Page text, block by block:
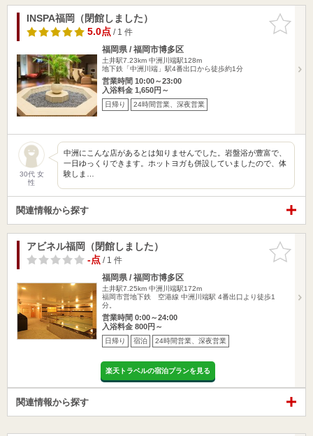
お気に入
りに追加
INSPA福岡（閉館しました）
5.0点/ 1 件
福岡県 / 福岡市博多区
土井駅7.23km 中洲川端駅128m
地下鉄「中洲川端」駅4番出口から徒歩約1分
営業時間 10:00～23:00
入浴料金 1,650円～
日帰り 24時間営業、深夜営業
30代 女
性
中洲にこんな店があるとは知りませんでした。岩盤浴が豊富で、
一日ゆっくりできます。ホットヨガも併設していましたので、体
験しま…
関連情報から探す
お気に入
りに追加
アビネル福岡（閉館しました）
-点/ 1 件
福岡県 / 福岡市博多区
土井駅7.25km 中洲川端駅172m
福岡市営地下鉄 空港線 中洲川端駅 4番出口より徒歩1
分。
営業時間 0:00～24:00
入浴料金 800円～
日帰り 宿泊 24時間営業、深夜営業
楽天トラベルの宿泊プランを見る
関連情報から探す